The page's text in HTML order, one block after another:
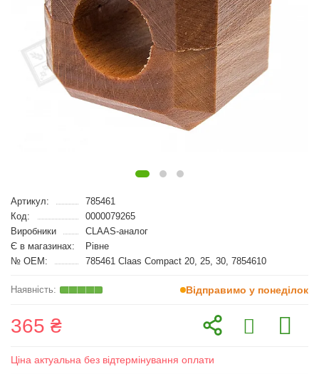
Артикул:
785461
Код:
0000079265
Виробники
CLAAS-аналог
Є в магазинах:
Рівне
№ OEM:
785461 Claas Compact 20, 25, 30, 7854610
Відправимо у понеділок
365 ₴
Ціна актуальна без відтермінування оплати